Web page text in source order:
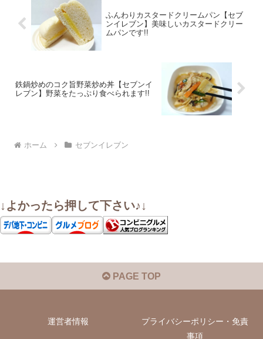
ふんわりカスタードクリームパン【セブ
ンイレブン】美味しいカスタードクリー
ムパンです!!
鉄鍋炒めのコク旨野菜炒め丼【セブンイ
レブン】野菜をたっぷり食べられます!!
ホーム セブンイレブン
↓よかったら押して下さい♪↓
PAGE TOP
運営者情報
プライバシーポリシー・免責
事項